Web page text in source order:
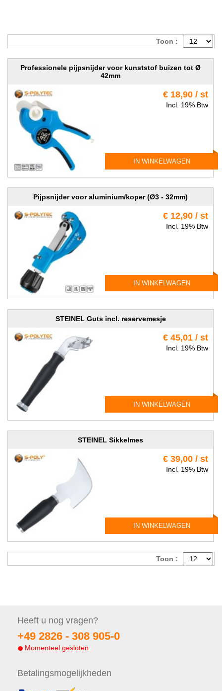
Toon :
Professionele pijpsnijder voor kunststof buizen tot Ø
42mm
€ 18,90 / st
Incl. 19% Btw
IN WINKELWAGEN
Pijpsnijder voor aluminium/koper (Ø3 - 32mm)
€ 12,90 / st
Incl. 19% Btw
IN WINKELWAGEN
STEINEL Guts incl. reservemesje
€ 45,01 / st
Incl. 19% Btw
IN WINKELWAGEN
STEINEL Sikkelmes
€ 39,00 / st
Incl. 19% Btw
IN WINKELWAGEN
Toon :
Heeft u nog vragen?
+49 2826 - 308 905-0
Momenteel gesloten
Betalingsmogelijkheden